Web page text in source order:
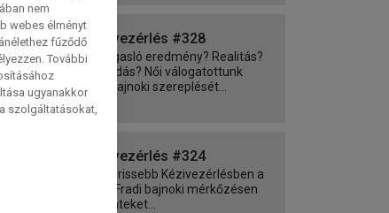
Kézivezérlés #328
Kimagasló eredmény? Realitás?
Csalódás? Női válogatottunk
világbajnoki szereplését...
Kézivezérlés #324
A legfrissebb Kézivezérlésben a
Győr-Fradi bajnoki mérkőzésen
történteket...
nem
webes élményt
fűződő
További
ugyanakkor
szolgáltatásokat,